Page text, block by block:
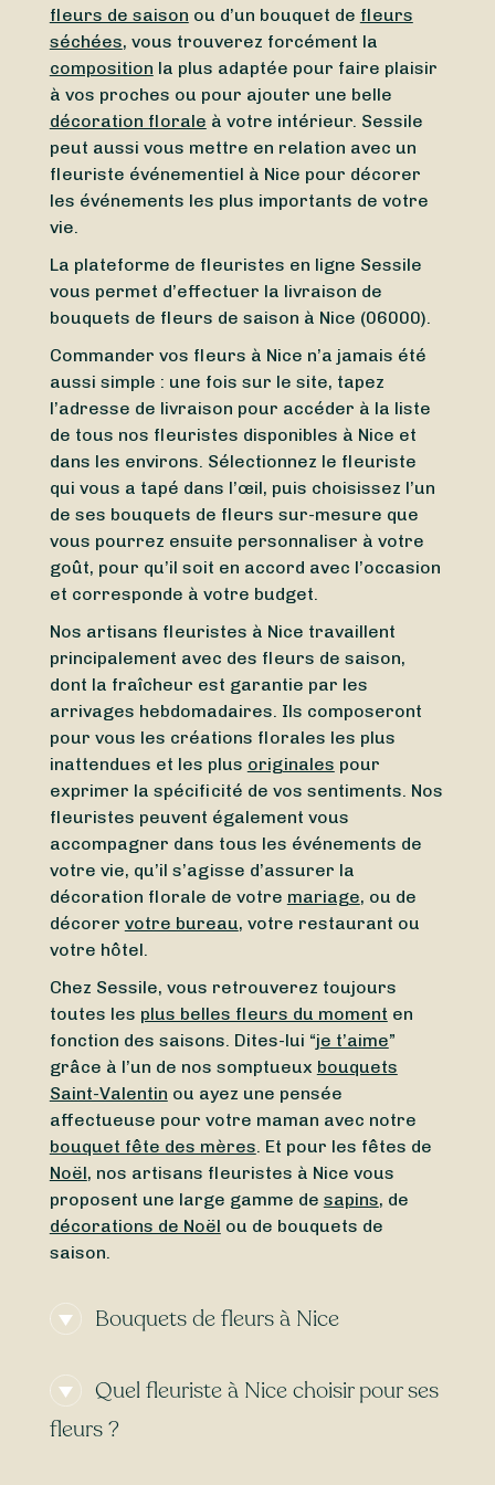
fleurs de saison ou d’un bouquet de fleurs
séchées, vous trouverez forcément la
composition la plus adaptée pour faire plaisir
à vos proches ou pour ajouter une belle
décoration florale à votre intérieur. Sessile
peut aussi vous mettre en relation avec un
fleuriste événementiel à Nice pour décorer
les événements les plus importants de votre
vie.
La plateforme de fleuristes en ligne Sessile
vous permet d’effectuer la livraison de
bouquets de fleurs de saison à Nice (06000).
Commander vos fleurs à Nice n’a jamais été
aussi simple : une fois sur le site, tapez
l’adresse de livraison pour accéder à la liste
de tous nos fleuristes disponibles à Nice et
dans les environs. Sélectionnez le fleuriste
qui vous a tapé dans l’œil, puis choisissez l’un
de ses bouquets de fleurs sur-mesure que
vous pourrez ensuite personnaliser à votre
goût, pour qu’il soit en accord avec l’occasion
et corresponde à votre budget.
Nos artisans fleuristes à Nice travaillent
principalement avec des fleurs de saison,
dont la fraîcheur est garantie par les
arrivages hebdomadaires. Ils composeront
pour vous les créations florales les plus
inattendues et les plus originales pour
exprimer la spécificité de vos sentiments. Nos
fleuristes peuvent également vous
accompagner dans tous les événements de
votre vie, qu’il s’agisse d’assurer la
décoration florale de votre mariage, ou de
décorer votre bureau, votre restaurant ou
votre hôtel.
Chez Sessile, vous retrouverez toujours
toutes les plus belles fleurs du moment en
fonction des saisons. Dites-lui “je t’aime”
grâce à l’un de nos somptueux bouquets
Saint-Valentin ou ayez une pensée
affectueuse pour votre maman avec notre
bouquet fête des mères. Et pour les fêtes de
Noël, nos artisans fleuristes à Nice vous
proposent une large gamme de sapins, de
décorations de Noël ou de bouquets de
saison.
Bouquets de fleurs à Nice
dans le département desAlpes-Maritimes
dont elle est la préfecture. Elle est également
l’une des villes les plus importantes de la
Quel fleuriste à Nice choisir pour ses
fleurs ?